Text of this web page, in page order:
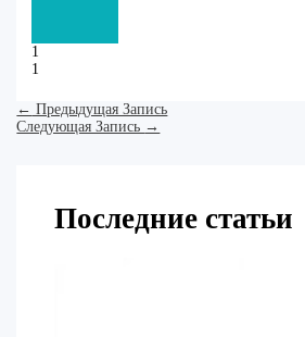
1
1
← Предыдущая Запись
Следующая Запись →
Последние статьи